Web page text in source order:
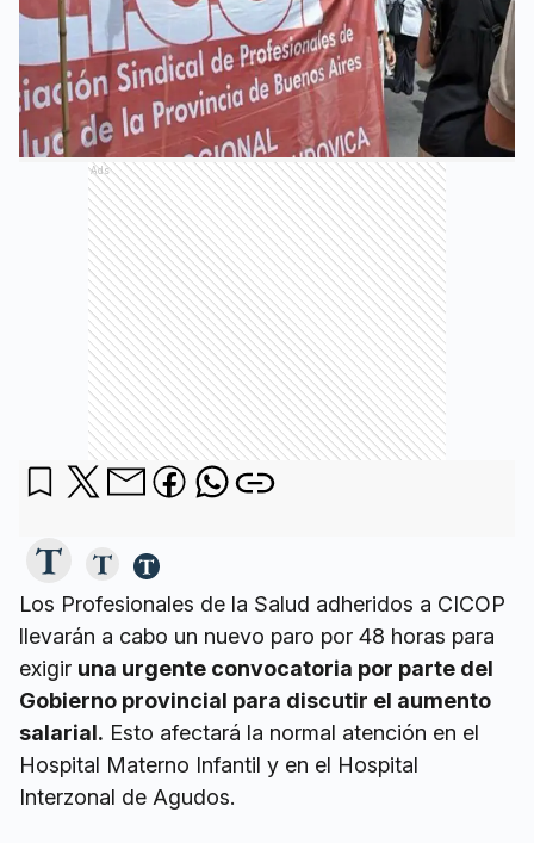
Ads
Los Profesionales de la Salud adheridos a CICOP
llevarán a cabo un nuevo paro por 48 horas para
exigir una urgente convocatoria por parte del
Gobierno provincial para discutir el aumento
salarial. Esto afectará la normal atención en el
Hospital Materno Infantil y en el Hospital
Interzonal de Agudos.